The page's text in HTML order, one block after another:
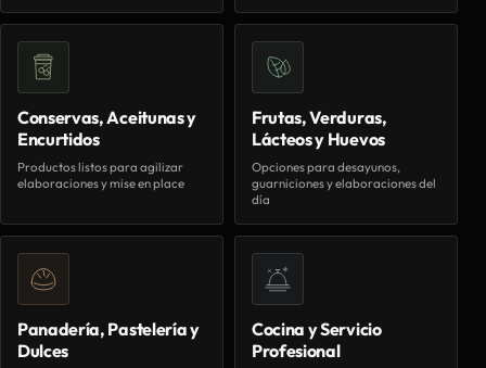
Conservas, Aceitunas y
Encurtidos
Productos listos para agilizar
elaboraciones y mise en place
Frutas, Verduras,
Lácteos y Huevos
Opciones para desayunos,
guarniciones y elaboraciones del
día
Panadería, Pastelería y
Dulces
Cocina y Servicio
Profesional